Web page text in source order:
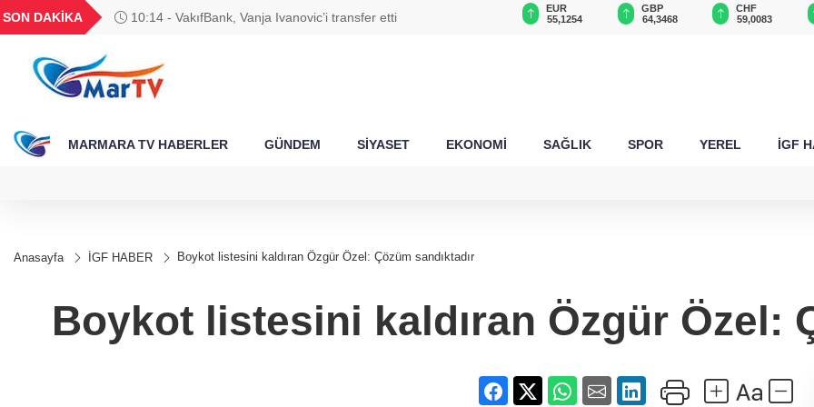
SON DAKİKA 10:14 - VakıfBank, Vanja Ivanovic’i transfer etti
BGN
27,9743
0,0018
6.660,55
13.779,39
EUR
55,1254
GBP
64,3468
CHF
59,0083
MARMARA TV HABERLER GÜNDEM SİYASET EKONOMİ SAĞLIK SPOR YEREL İGF
Anasayfa İGF HABER Boykot listesini kaldıran Özgür Özel: Çözüm sandıktadır
Boykot listesini kaldıran Özgür Özel: